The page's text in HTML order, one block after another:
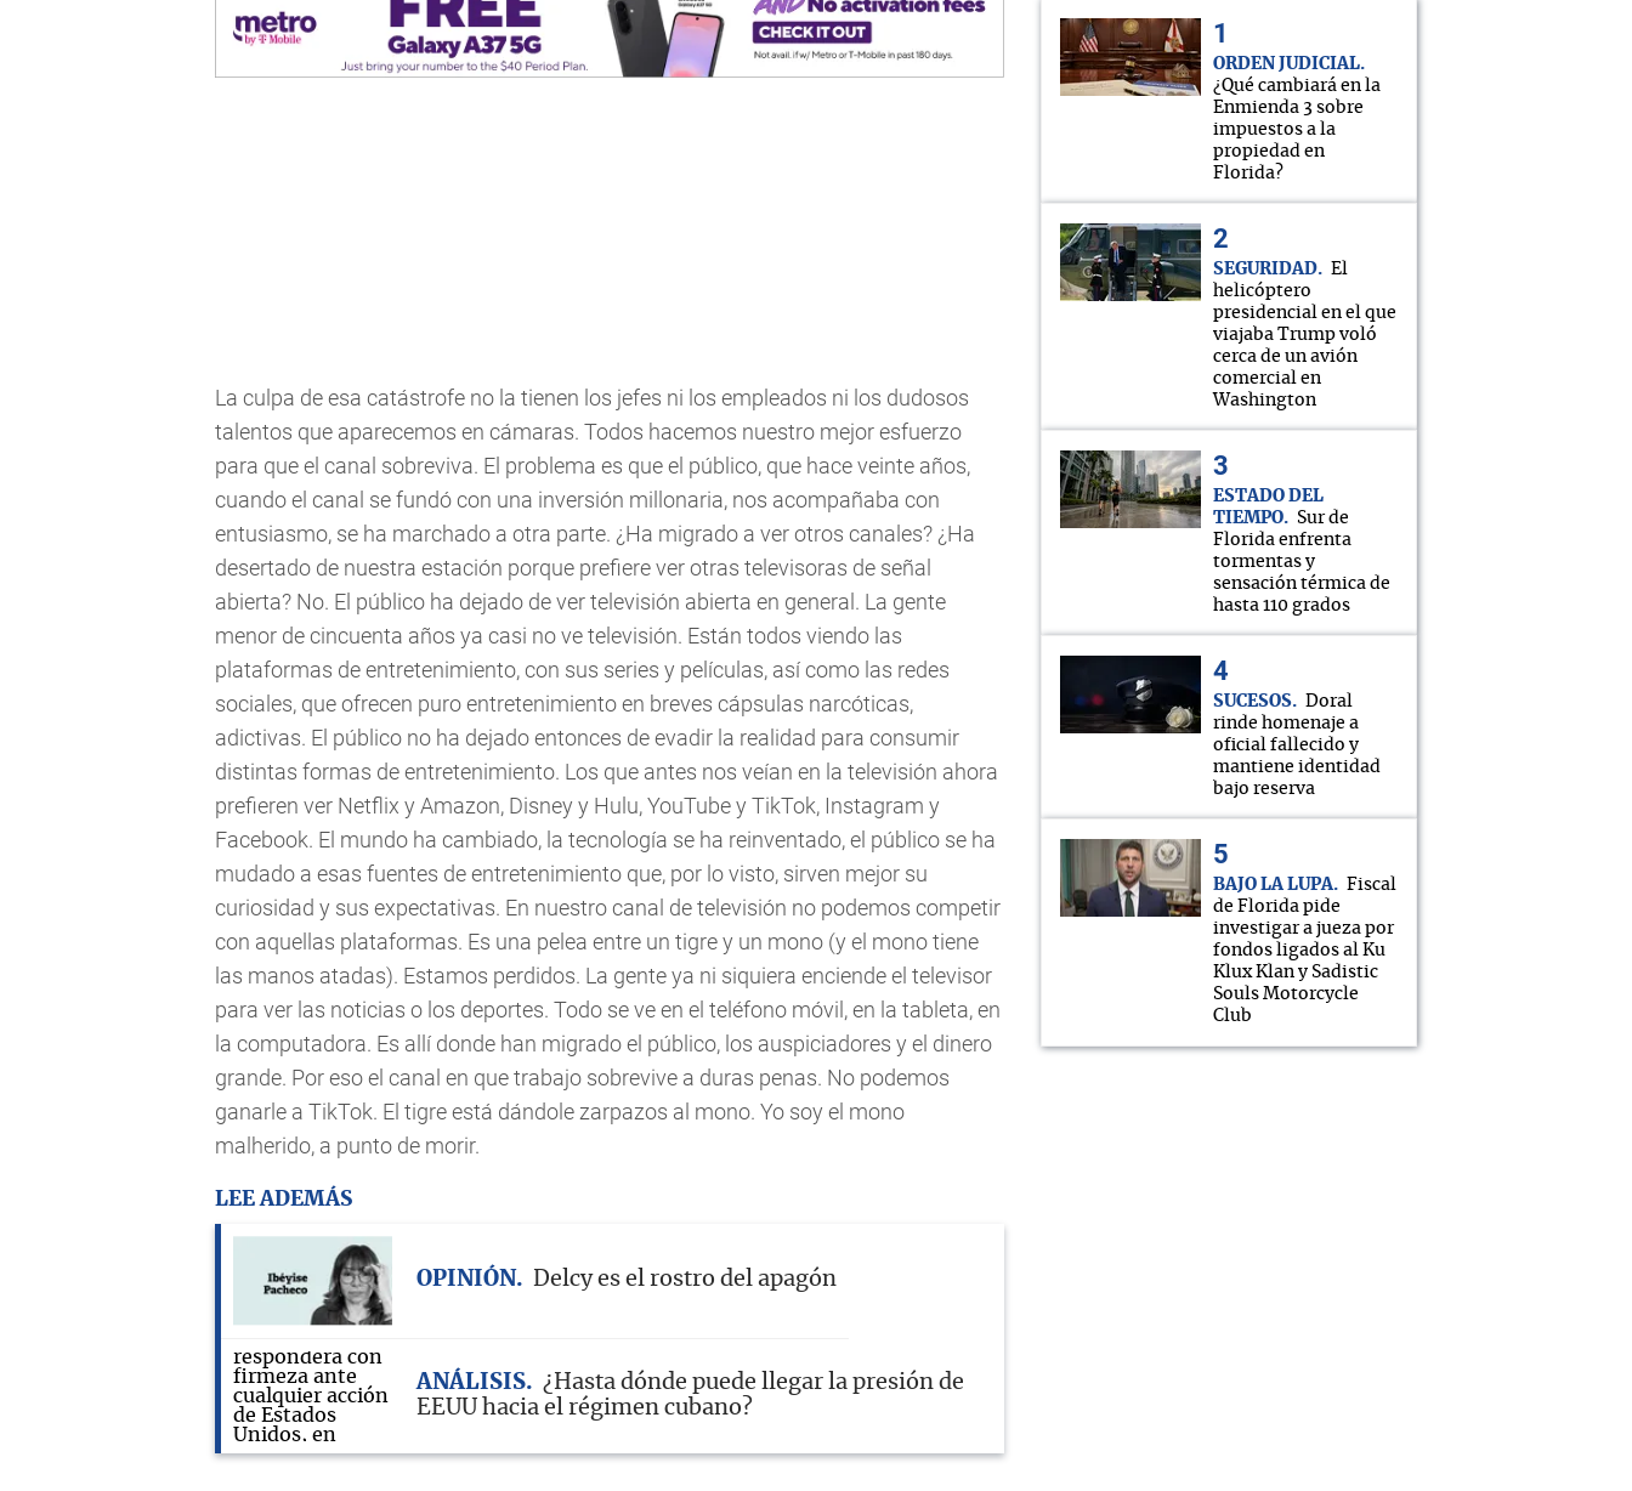
La culpa de esa catástrofe no la tienen los jefes ni los empleados ni los dudosos
talentos que aparecemos en cámaras. Todos hacemos nuestro mejor esfuerzo
para que el canal sobreviva. El problema es que el público, que hace veinte años,
cuando el canal se fundó con una inversión millonaria, nos acompañaba con
entusiasmo, se ha marchado a otra parte. ¿Ha migrado a ver otros canales? ¿Ha
desertado de nuestra estación porque prefiere ver otras televisoras de señal
abierta? No. El público ha dejado de ver televisión abierta en general. La gente
menor de cincuenta años ya casi no ve televisión. Están todos viendo las
plataformas de entretenimiento, con sus series y películas, así como las redes
sociales, que ofrecen puro entretenimiento en breves cápsulas narcóticas,
adictivas. El público no ha dejado entonces de evadir la realidad para consumir
distintas formas de entretenimiento. Los que antes nos veían en la televisión ahora
prefieren ver Netflix y Amazon, Disney y Hulu, YouTube y TikTok, Instagram y
Facebook. El mundo ha cambiado, la tecnología se ha reinventado, el público se ha
mudado a esas fuentes de entretenimiento que, por lo visto, sirven mejor su
curiosidad y sus expectativas. En nuestro canal de televisión no podemos competir
con aquellas plataformas. Es una pelea entre un tigre y un mono (y el mono tiene
las manos atadas). Estamos perdidos. La gente ya ni siquiera enciende el televisor
para ver las noticias o los deportes. Todo se ve en el teléfono móvil, en la tableta, en
la computadora. Es allí donde han migrado el público, los auspiciadores y el dinero
grande. Por eso el canal en que trabajo sobrevive a duras penas. No podemos
ganarle a TikTok. El tigre está dándole zarpazos al mono. Yo soy el mono
malherido, a punto de morir.
LEE ADEMÁS
OPINIÓN Delcy es el rostro del apagón
ANÁLISIS
¿Hasta dónde puede llegar la presión de
EEUU hacia el régimen cubano?
ORDEN JUDICIAL
¿Qué cambiará en la
Enmienda 3 sobre
impuestos a la
propiedad en
Florida?
SEGURIDAD
El
helicóptero
presidencial en el que
viajaba Trump voló
cerca de un avión
comercial en
Washington
ESTADO DEL
TIEMPO
Sur de
Florida enfrenta
tormentas y
sensación térmica de
hasta 110 grados
SUCESOS
Doral
rinde homenaje a
oficial fallecido y
mantiene identidad
bajo reserva
BAJO LA LUPA
Fiscal
de Florida pide
investigar a jueza por
fondos ligados al Ku
Klux Klan y Sadistic
Souls Motorcycle
Club